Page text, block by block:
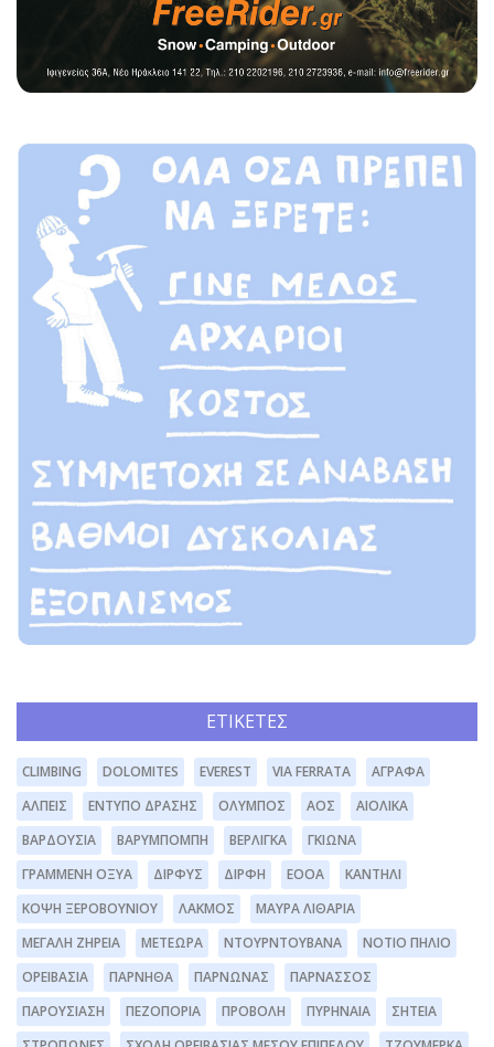
ΕΤΙΚΈΤΕΣ
CLIMBING DOLOMITES EVEREST VIA FERRATA
ΆΓΡΑΦΑ
ΆΛΠΕΙΣ
ΈΝΤΥΠΟ ΔΡΆΣΗΣ ΌΛΥΜΠΟΣ ΑΟΣ
ΑΙΟΛΙΚΆ
ΒΑΡΔΟΎΣΙΑ
ΒΑΡΥΜΠΌΜΠΗ ΒΕΡΛΊΓΚΑ
ΓΚΙΏΝΑ
ΓΡΑΜΜΈΝΗ ΟΞΥΆ
ΔΊΡΦΥΣ ΔΙΡΦΗ ΕΟΟΑ
ΚΑΝΤΉΛΙ
ΚΌΨΗ ΞΕΡΟΒΟΥΝΊΟΥ
ΛΆΚΜΟΣ
ΜΑΥΡΑ ΛΙΘΆΡΙΑ
ΜΕΓΆΛΗ ΖΉΡΕΙΑ
ΜΕΤΈΩΡΑ ΝΤΟΥΡΝΤΟΥΒΆΝΑ
ΝΌΤΙΟ ΠΉΛΙΟ
ΟΡΕΙΒΑΣΊΑ
ΠΆΡΝΗΘΑ ΠΆΡΝΩΝΑΣ
ΠΑΡΝΑΣΣΌΣ
ΠΑΡΟΥΣΊΑΣΗ
ΠΕΖΟΠΟΡΊΑ ΠΡΟΒΟΛΉ ΠΥΡΗΝΑΊΑ
ΣΗΤΕΊΑ